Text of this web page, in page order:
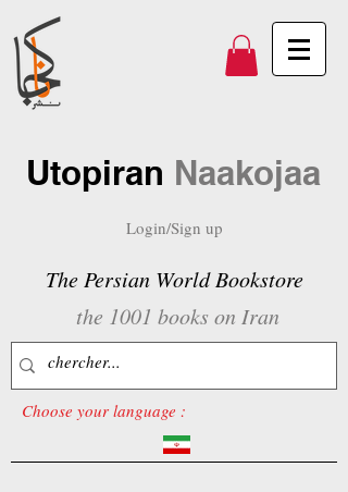
Utopiran Naakojaa
Login/Sign up
The Persian World Bookstore
the 1001 books on Iran
Choose your language :